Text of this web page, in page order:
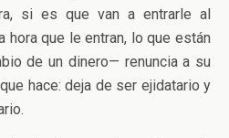
si es que van a entrarle al
hora que le entran, lo que están
de un dinero— renuncia a su
hace: deja de ser ejidatario y